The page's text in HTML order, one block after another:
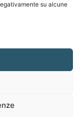
su alcune